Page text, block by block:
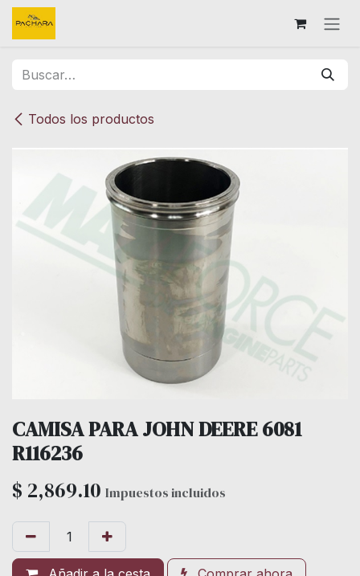
Ir al contenido
Todos los productos
CAMISA PARA JOHN DEERE 6081
R116236
$ 2,869.10 Impuestos incluidos